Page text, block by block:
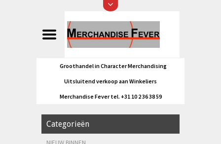
Groothandel in Character Merchandising
Uitsluitend verkoop aan Winkeliers
Merchandise Fever tel. +31 10 2 36 38 59
Categorieën